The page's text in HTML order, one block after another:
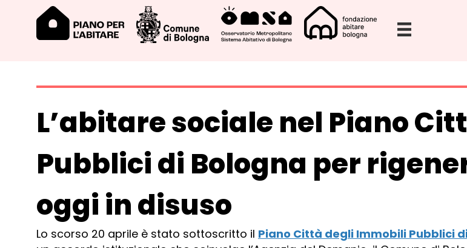
L’abitare sociale nel Piano
Pubblici di Bologna per
oggi in disuso
Lo scorso 20 aprile è stato sottoscritto il Piano Città degli Immobili Pubblici